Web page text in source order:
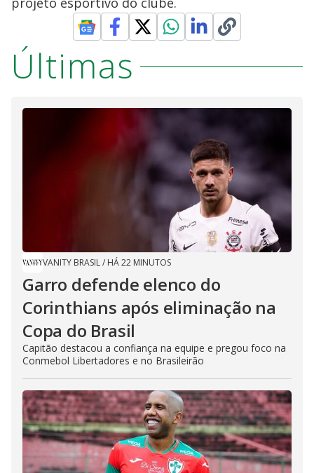
Últimas
VANITY BRASIL/ HÁ 22 MINUTOS
Garro defende elenco do
Corinthians após eliminação na
Copa do Brasil
Capitão destacou a confiança na equipe e pregou foco na
Conmebol Libertadores e no Brasileirão